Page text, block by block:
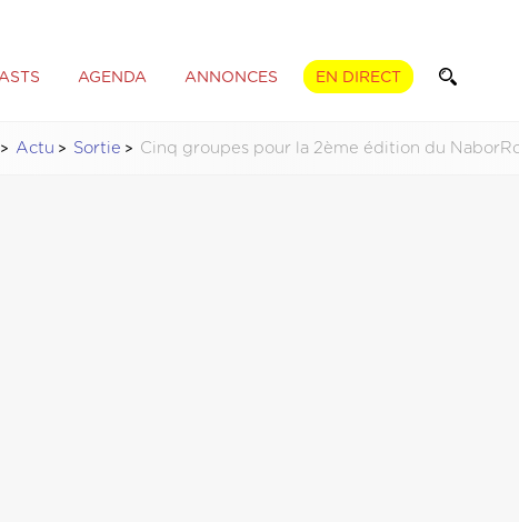
AGENDA ANNONCES EN DIRECT
Actu Sortie Cinq groupes pour la 2ème édition du